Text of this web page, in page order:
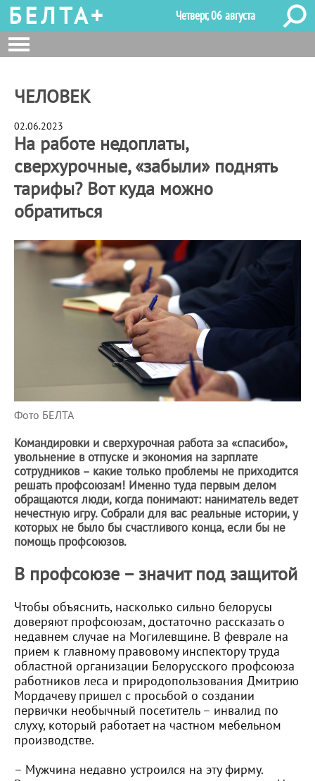
БЕЛТА+ Четверг, 06 августа
ЧЕЛОВЕК
02.06.2023
На работе недоплаты,
сверхурочные, «забыли» поднять
тарифы? Вот куда можно
обратиться
Фото БЕЛТА
Командировки и сверхурочная работа за «спасибо»,
увольнение в отпуске и экономия на зарплате
сотрудников – какие только проблемы не приходится
решать профсоюзам! Именно туда первым делом
обращаются люди, когда понимают: наниматель ведет
нечестную игру. Собрали для вас реальные истории, у
которых не было бы счастливого конца, если бы не
помощь профсоюзов.
В профсоюзе – значит под защитой
Чтобы объяснить, насколько сильно белорусы
доверяют профсоюзам, достаточно рассказать о
недавнем случае на Могилевщине. В феврале на
прием к главному правовому инспектору труда
областной организации Белорусского профсоюза
работников леса и природопользования Дмитрию
Мордачеву пришел с просьбой о создании
первички необычный посетитель – инвалид по
слуху, который работает на частном мебельном
производстве.
– Мужчина недавно устроился на эту фирму.